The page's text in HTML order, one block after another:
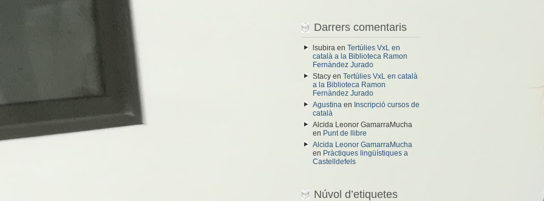
Darrers comentaris
lsubiraen Tertúlies VxL en
català a la Biblioteca Ramon
Fernàndez Jurado
Stacyen Tertúlies VxL en català
a la Biblioteca Ramon
Fernàndez Jurado
Agustinaen Inscripció cursos de
català
Alcida Leonor GamarraMucha
en Punt de llibre
Alcida Leonor GamarraMucha
en Pràctiques lingüístiques a
Castelldefels
Núvol d’etiquetes